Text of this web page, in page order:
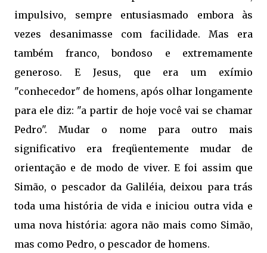
impulsivo, sempre entusiasmado embora às
vezes desanimasse com facilidade. Mas era
também franco, bondoso e extremamente
generoso. E Jesus, que era um exímio
"conhecedor" de homens, após olhar longamente
para ele diz: "a partir de hoje você vai se chamar
Pedro". Mudar o nome para outro mais
significativo era freqüentemente mudar de
orientação e de modo de viver. E foi assim que
Simão, o pescador da Galiléia, deixou para trás
toda uma história de vida e iniciou outra vida e
uma nova história: agora não mais como Simão,
mas como Pedro, o pescador de homens.